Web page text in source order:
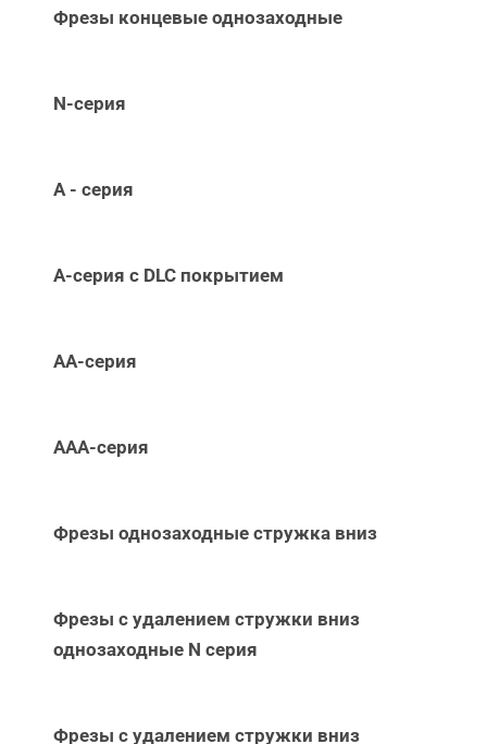
Фрезы концевые однозаходные
N-серия
А - серия
А-серия c DLC покрытием
АА-серия
ААА-серия
Фрезы однозаходные стружка вниз
Фрезы с удалением стружки вниз
однозаходные N серия
Фрезы с удалением стружки вниз